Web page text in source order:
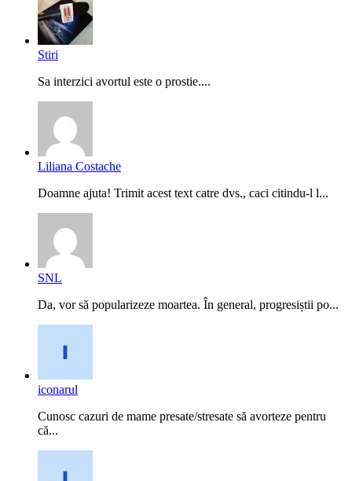
Stiri
Sa interzici avortul este o prostie....
Liliana Costache
Doamne ajuta! Trimit acest text catre dvs., caci citindu-l l...
SNL
Da, vor să popularizeze moartea. În general, progresiștii po...
iconarul
Cunosc cazuri de mame presate/stresate să avorteze pentru
că...